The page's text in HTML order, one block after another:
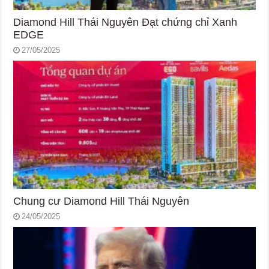
Diamond Hill Thái Nguyên Đạt chứng chỉ Xanh
EDGE
27/05/2025
Chung cư Diamond Hill Thái Nguyên
24/05/2025